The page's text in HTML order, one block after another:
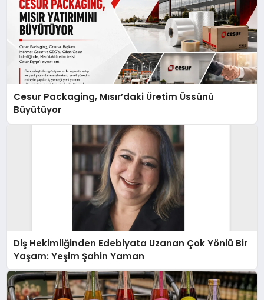
Cesur Packaging, Mısır’daki Üretim Üssünü
Büyütüyor
Diş Hekimliğinden Edebiyata Uzanan Çok Yönlü Bir
Yaşam: Yeşim Şahin Yaman